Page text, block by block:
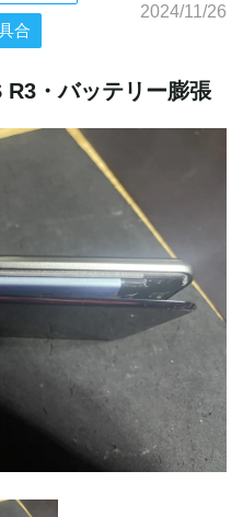
合
2024/11/26
・バッテリー膨張